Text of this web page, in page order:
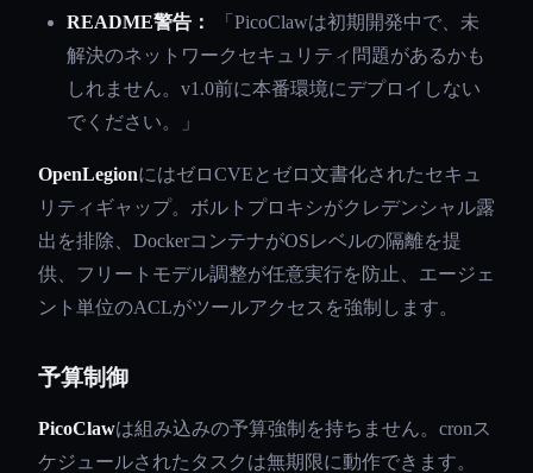
README警告：
「PicoClawは初期開発中で、未
解決のネットワークセキュリティ問題があるかも
しれません。v1.0前に本番環境にデプロイしない
でください。」
OpenLegionにはゼロCVEとゼロ文書化されたセキュ
リティギャップ。ボルトプロキシがクレデンシャル露
出を排除、DockerコンテナがOSレベルの隔離を提
供、フリートモデル調整が任意実行を防止、エージェ
ント単位のACLがツールアクセスを強制します。
予算制御
PicoClawは組み込みの予算強制を持ちません。cronス
ケジュールされたタスクは無期限に動作できます。